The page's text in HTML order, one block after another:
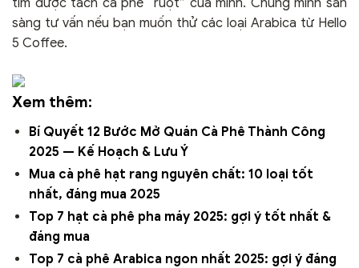
tìm được tách cà phê “ruột” của mình. Chúng mình sẵn
sàng tư vấn nếu bạn muốn thử các loại Arabica từ Hello
5 Coffee.
Xem thêm:
Bí Quyết 12 Bước Mở Quán Cà Phê Thành Công
2025 — Kế Hoạch & Lưu Ý
Mua cà phê hạt rang nguyên chất: 10 loại tốt
nhất, đáng mua 2025
Top 7 hạt cà phê pha máy 2025: gợi ý tốt nhất &
đáng mua
Top 7 cà phê Arabica ngon nhất 2025: gợi ý đáng